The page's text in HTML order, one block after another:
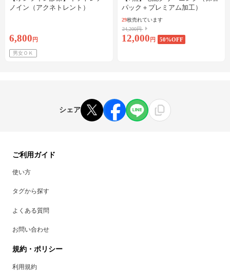
ノイン（アクネトレント）
6,800 円
男女ＯＫ
パック＋プレミアム加工）
29枚売れています
24,200円
12,000 円 50%OFF
シェア
ご利用ガイド
使い方
タグから探す
よくある質問
お問い合わせ
規約・ポリシー
利用規約